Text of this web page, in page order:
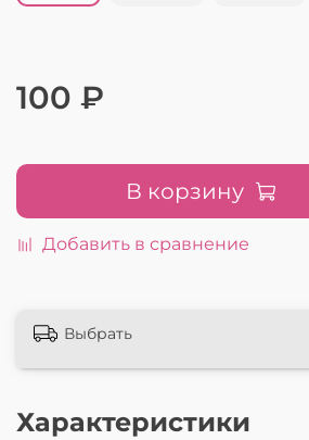
100 ₽
В корзину
Добавить в сравнение
Выбрать
Характеристики